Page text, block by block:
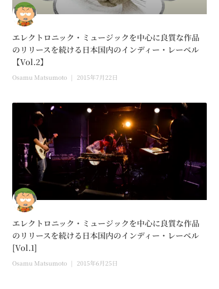
エレクトロニック・ミュージックを中心に良質な作品
のリリースを続ける日本国内のインディー・レーベル
【Vol.2】
Osamu Matsumoto 2015年7月22日
エレクトロニック・ミュージックを中心に良質な作品
のリリースを続ける日本国内のインディー・レーベル
[Vol.1]
Osamu Matsumoto 2015年6月25日